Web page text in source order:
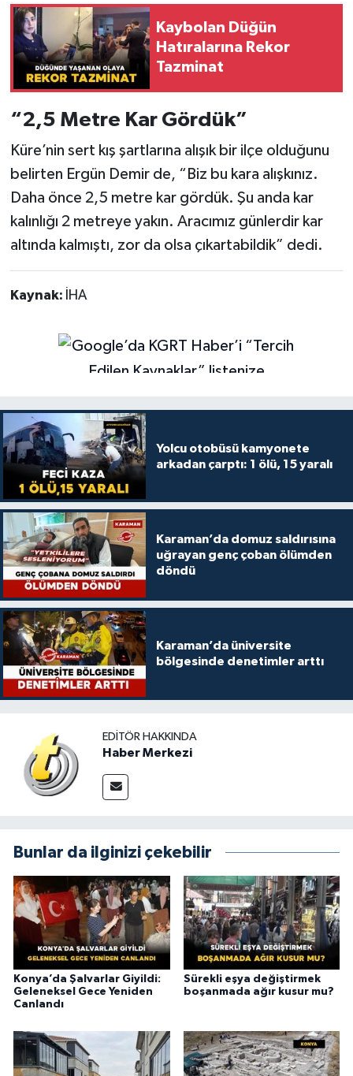
Kaybolan Düğün
Hatıralarına Rekor
Tazminat
“2,5 Metre Kar Gördük”
Küre’nin sert kış şartlarına alışık bir ilçe olduğunu
belirten Ergün Demir de, “Biz bu kara alışkınız.
Daha önce 2,5 metre kar gördük. Şu anda kar
kalınlığı 2 metreye yakın. Aracımız günlerdir kar
altında kalmıştı, zor da olsa çıkartabildik” dedi.
Kaynak: İHA
Yolcu otobüsü kamyonete
arkadan çarptı: 1 ölü, 15 yaralı
Karaman’da domuz saldırısına
uğrayan genç çoban ölümden
döndü
Karaman’da üniversite
bölgesinde denetimler arttı
EDITÖR HAKKINDA
Haber Merkezi
Bunlar da ilginizi çekebilir
Konya’da Şalvarlar Giyildi:
Geleneksel Gece Yeniden
Canlandı
Sürekli eşya değiştirmek
boşanmada ağır kusur mu?